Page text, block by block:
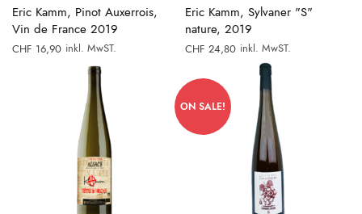
Eric Kamm, Pinot Auxerrois,
Vin de France 2019
CHF 16,90 inkl. MwST.
Eric Kamm, Sylvaner "S"
nature, 2019
CHF 24,80 inkl. MwST.
ON SALE!